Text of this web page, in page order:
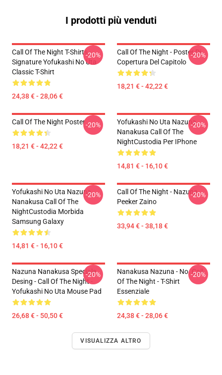
I prodotti più venduti
Call Of The Night T-Shirts -
Signature Yofukashi No Uta
Classic T-Shirt
24,38 € - 28,06 €
-20%
Call Of The Night - Poster Di
Copertura Del Capitolo
18,21 € - 42,22 €
-20%
Call Of The Night Poster
18,21 € - 42,22 €
-20%
Yofukashi No Uta Nazuna
Nanakusa Call Of The
NightCustodia Per IPhone
14,81 € - 16,10 €
-20%
Yofukashi No Uta Nazuna
Nanakusa Call Of The
NightCustodia Morbida
Samsung Galaxy
14,81 € - 16,10 €
-20%
Call Of The Night - Nazuna
Peeker Zaino
33,94 € - 38,18 €
-20%
Nazuna Nanakusa Speciale
Desing - Call Of The Night -
Yofukashi No Uta Mouse Pad
26,68 € - 50,50 €
-20%
Nanakusa Nazuna - No. Call
Of The Night - T-Shirt
Essenziale
24,38 € - 28,06 €
-20%
VISUALIZZA ALTRO